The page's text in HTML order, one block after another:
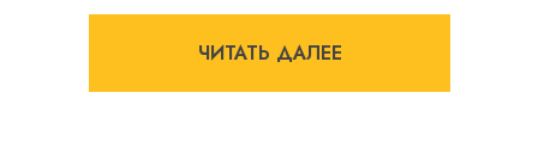
ЧИТАТЬ ДАЛЕЕ